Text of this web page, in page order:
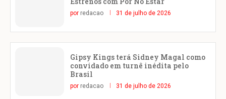
por redacao 31 de julho de 2026
Gipsy Kings terá Sidney Magal como
convidado em turnê inédita pelo
Brasil
por redacao 31 de julho de 2026